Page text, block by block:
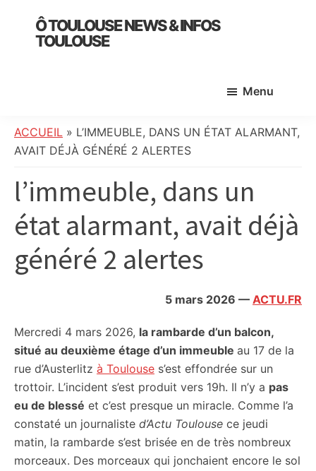
primary
Ô TOULOUSE NEWS & INFOS
TOULOUSE
:
info
société,
culture,
politique,
faits
citoyennes
Menu
ACCUEIL » L’IMMEUBLE, DANS UN ÉTAT ALARMANT,
AVAIT DÉJÀ GÉNÉRÉ 2 ALERTES
l’immeuble, dans un
état alarmant, avait déjà
généré 2 alertes
5 mars 2026 — ACTU.FR
Mercredi 4 mars 2026, la rambarde d’un balcon,
situé au deuxième étage d’un immeuble au 17 de la
rue d’Austerlitz à Toulouse s’est effondrée sur un
trottoir. L’incident s’est produit vers 19h. Il n’y a pas
eu de blessé et c’est presque un miracle. Comme l’a
constaté un journaliste d’Actu Toulouse ce jeudi
matin, la rambarde s’est brisée en de très nombreux
morceaux. Des morceaux qui jonchaient encore le sol